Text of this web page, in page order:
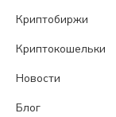
Криптобиржи
Криптокошельки
Новости
Блог